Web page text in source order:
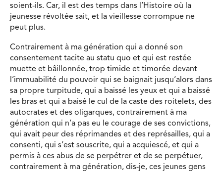
soient-ils. Car, il est des temps dans l’Histoire où la
jeunesse révoltée sait, et la vieillesse corrompue ne
peut plus.
Contrairement à ma génération qui a donné son
consentement tacite au statu quo et qui est restée
muette et bâillonnée, trop timide et timorée devant
l’immuabilité du pouvoir qui se baignait jusqu’alors dans
sa propre turpitude, qui a baissé les yeux et qui a baissé
les bras et qui a baisé le cul de la caste des roitelets, des
autocrates et des oligarques, contrairement à ma
génération qui n’a pas eu le courage de ses convictions,
qui avait peur des réprimandes et des représailles, qui a
consenti, qui s’est souscrite, qui a acquiescé, et qui a
permis à ces abus de se perpétrer et de se perpétuer,
contrairement à ma génération, dis-je, ces jeunes gens